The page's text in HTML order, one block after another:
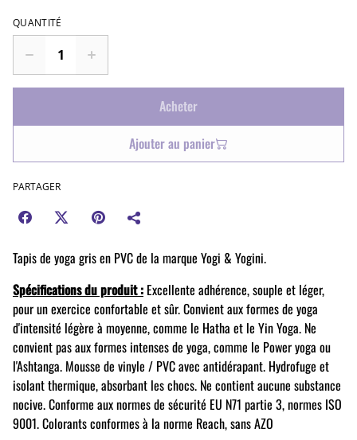
QUANTITÉ
Acheter
Ajouter au panier
PARTAGER
Tapis de yoga gris en PVC de la marque Yogi & Yogini.
Spécifications du produit : Excellente adhérence, souple et léger,
pour un exercice confortable et sûr. Convient aux formes de yoga
d'intensité légère à moyenne, comme le Hatha et le Yin Yoga. Ne
convient pas aux formes intenses de yoga, comme le Power yoga ou
l'Ashtanga. Mousse de vinyle / PVC avec antidérapant. Hydrofuge et
isolant thermique, absorbant les chocs. Ne contient aucune substance
nocive. Conforme aux normes de sécurité EU N71 partie 3, normes ISO
9001. Colorants conformes à la norme Reach, sans AZO